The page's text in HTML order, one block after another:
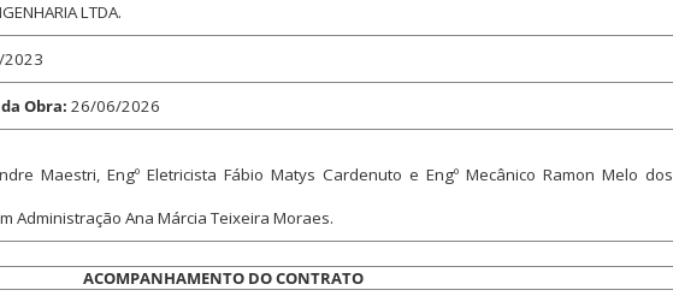
LTDA.
Obra: 26/06/2026
Maestri, Engº Eletricista Fábio Matys Cardenuto e Engº Mecânico Ramon Melo dos
Administração Ana Márcia Teixeira Moraes.
ACOMPANHAMENTO DO CONTRATO